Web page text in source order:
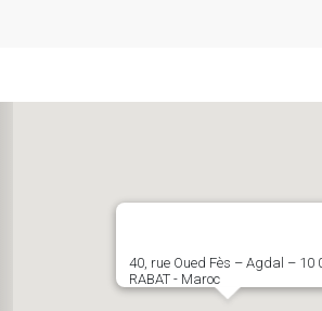
40, rue Oued Fès – Agdal – 10
RABAT - Maroc